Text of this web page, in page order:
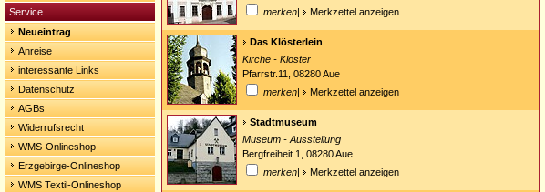
Service
Neueintrag
Anreise
interessante Links
Datenschutz
AGBs
Widerrufsrecht
WMS-Onlineshop
Erzgebirge-Onlineshop
WMS Textil-Onlineshop
merken| Merkzettel anzeigen
Das Klösterlein
Kirche - Kloster
Pfarrstr.11, 08280 Aue
merken| Merkzettel anzeigen
Stadtmuseum
Museum - Ausstellung
Bergfreiheit 1, 08280 Aue
merken| Merkzettel anzeigen